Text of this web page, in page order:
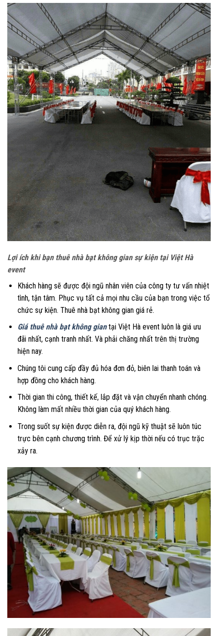
Lợi ích khi bạn thuê nhà bạt không gian sự kiện tại Việt Hà
event
Khách hàng sẽ được đội ngũ nhân viên của công ty tư vấn nhiệt
tình, tận tâm. Phục vụ tất cả mọi nhu cầu của bạn trong việc tổ
chức sự kiện. Thuê nhà bạt không gian giá rẻ.
Giá thuê nhà bạt không giantại Việt Hà event luôn là giá ưu
đãi nhất, cạnh tranh nhất. Và phải chăng nhất trên thị trường
hiện nay.
Chúng tôi cung cấp đầy đủ hóa đơn đỏ, biên lai thanh toán và
hợp đồng cho khách hàng.
Thời gian thi công, thiết kế, lắp đặt và vận chuyển nhanh chóng.
Không làm mất nhiều thời gian của quý khách hàng.
Trong suốt sự kiện được diễn ra, đội ngũ kỹ thuật sẽ luôn túc
trực bên cạnh chương trình. Để xử lý kịp thời nếu có trục trặc
xảy ra.